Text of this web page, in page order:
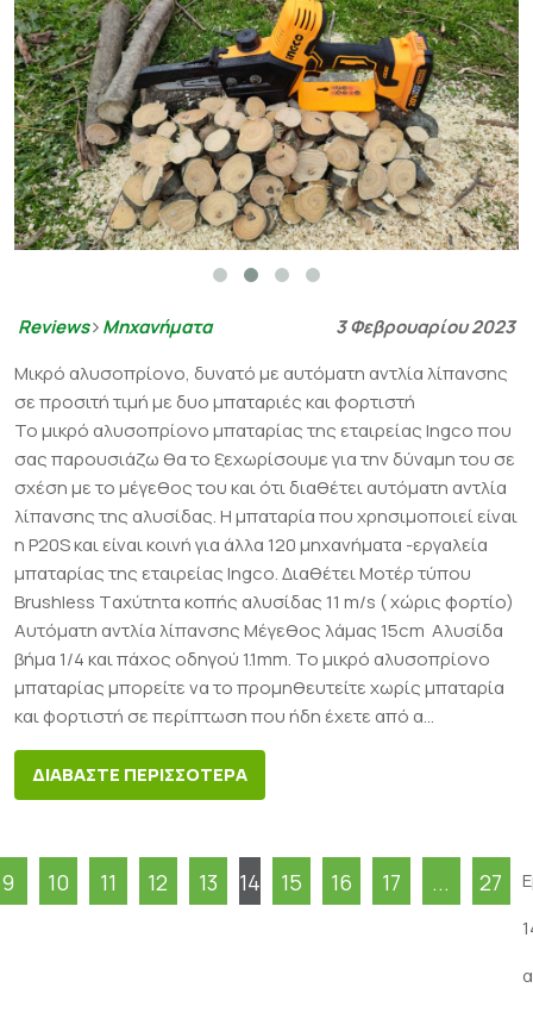
Reviews Μηχανήματα
3 Φεβρουαρίου 2023
Μικρό αλυσοπρίονο, δυνατό με αυτόματη αντλία λίπανσης
σε προσιτή τιμή με δυο μπαταριές και φορτιστή
Το μικρό αλυσοπρίονο μπαταρίας της εταιρείας Ingco που
σας παρουσιάζω θα το ξεχωρίσουμε για την δύναμη του σε
σχέση με το μέγεθος του και ότι διαθέτει αυτόματη αντλία
λίπανσης της αλυσίδας. Η μπαταρία που χρησιμοποιεί είναι
η P20S και είναι κοινή για άλλα 120 μηχανήματα -εργαλεία
μπαταρίας της εταιρείας Ingco. Διαθέτει Μοτέρ τύπου
Brushless Tαχύτητα κοπής αλυσίδας 11 m/s ( χώρις φορτίο)
Αυτόματη αντλία λίπανσης Μέγεθος λάμας 15cm Αλυσίδα
βήμα 1/4 και πάχος οδηγού 1.1mm. Το μικρό αλυσοπρίονο
μπαταρίας μπορείτε να το προμηθευτείτε χωρίς μπαταρία
και φορτιστή σε περίπτωση που ήδη έχετε από α...
ΔΙΑΒΑΣΤΕ ΠΕΡΙΣΣΟΤΕΡΑ
9 10 11 12 13 14 15 16 17 ... 27